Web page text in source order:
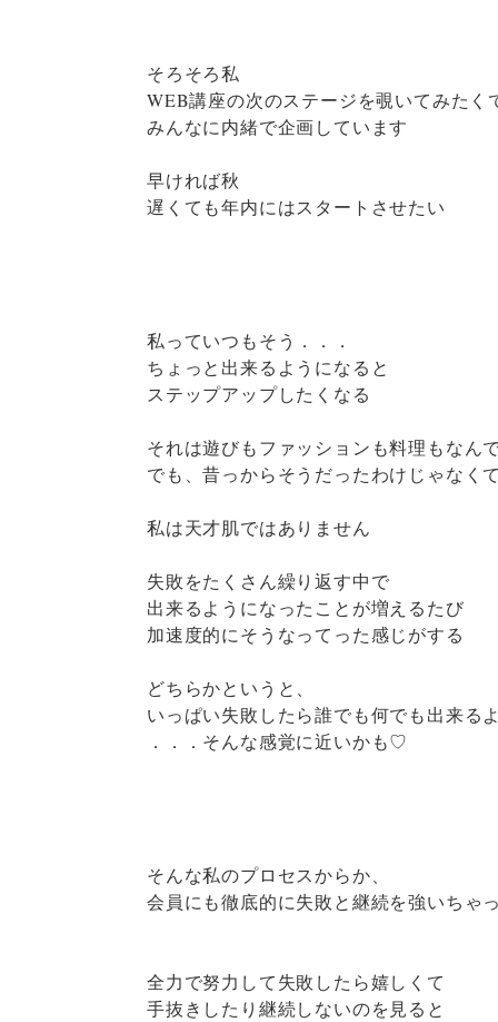
そろそろ私
WEB講座の次のステージを覗いてみたく
みんなに内緒で企画しています
早ければ秋
遅くても年内にはスタートさせたい
私っていつもそう．．．
ちょっと出来るようになると
ステップアップしたくなる
それは遊びもファッションも料理もなん
でも、昔っからそうだったわけじゃなくて
私は天才肌ではありません
失敗をたくさん繰り返す中で
出来るようになったことが増えるたび
加速度的にそうなってった感じがする
どちらかというと、
いっぱい失敗したら誰でも何でも出来る
．．．そんな感覚に近いかも♡
そんな私のプロセスからか、
会員にも徹底的に失敗と継続を強いちゃ
全力で努力して失敗したら嬉しくて
手抜きしたり継続しないのを見ると